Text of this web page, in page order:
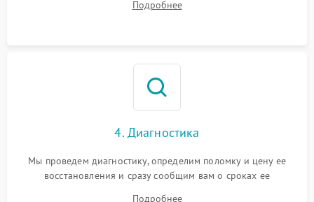
Подробнее
4. Диагностика
Мы проведем диагностику, определим поломку и цену ее
восстановления и сразу сообщим вам о сроках ее
Подробнее